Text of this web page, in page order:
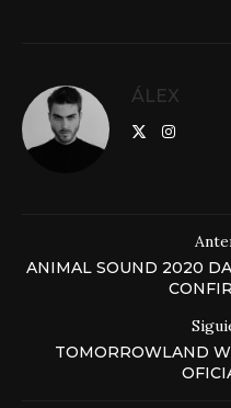
ÁLEX
ANIMAL SOUND 2020
TOMORROWLAND